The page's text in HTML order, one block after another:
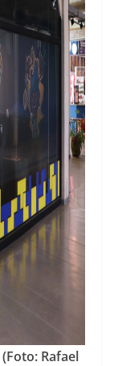
(Foto: Rafael